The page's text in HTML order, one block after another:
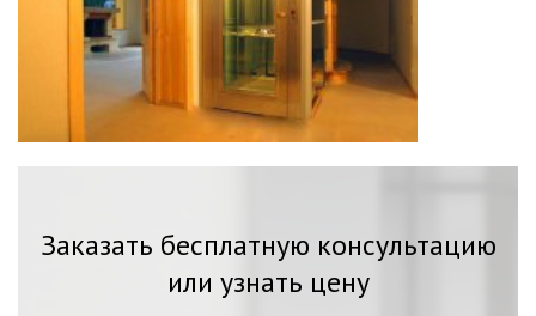
Заказать бесплатную консультацию
или узнать цену